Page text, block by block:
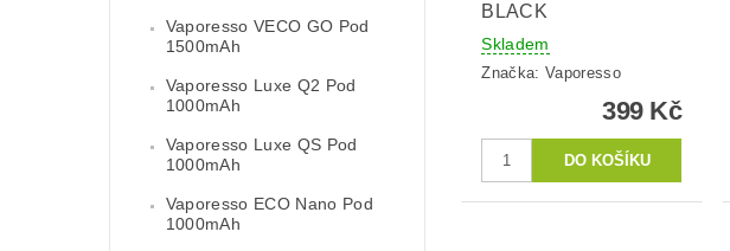
Vaporesso VECO GO Pod
1500mAh
Vaporesso Luxe Q2 Pod
1000mAh
Vaporesso Luxe QS Pod
1000mAh
Vaporesso ECO Nano Pod
1000mAh
BLACK
Skladem
Značka: Vaporesso
399 Kč